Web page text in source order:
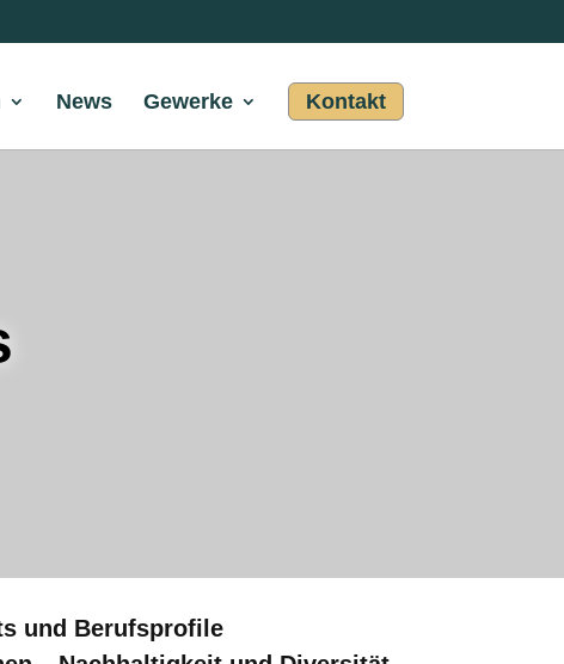
News Gewerke Kontakt
und Berufsprofile